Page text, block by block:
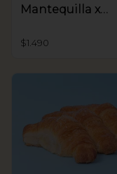
Mantequilla x
$1.490